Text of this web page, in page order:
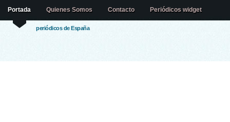
periódicos de España
Portada Quienes Somos Contacto Periódicos widget